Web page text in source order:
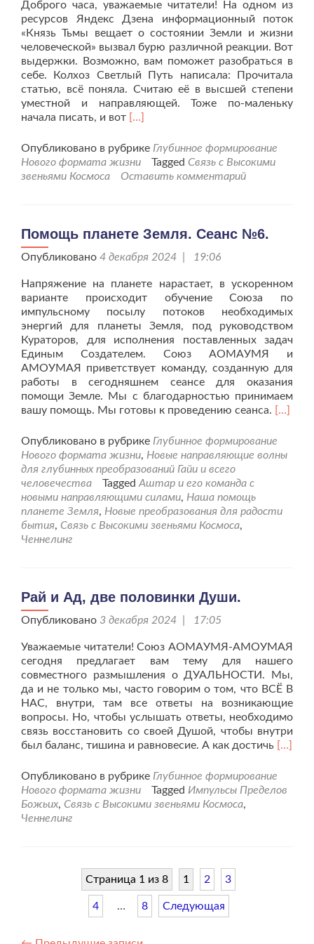
Доброго часа, уважаемые читатели! На одном из
ресурсов Яндекс Дзена информационный поток
«Князь Тьмы вещает о состоянии Земли и жизни
человеческой» вызвал бурю различной реакции. Вот
выдержки. Возможно, вам поможет разобраться в
себе. Колхоз Светлый Путь написала: Прочитала
статью, всё поняла. Считаю её в высшей степени
уместной и направляющей. Тоже по-маленьку
начала писать, и вот Читать
проА
вы
как
[…]
Опубликовано в рубрике Глубинное формирование
Нового формата жизни
Tagged Связь с Высокими
звеньями Космоса
Оставить комментарий
Помощь планете Земля. Сеанс №6.
Опубликовано 4 декабря 2024 | 19:06
Напряжение на планете нарастает, в ускоренном
варианте происходит обучение Союза по
импульсному посылу потоков необходимых
энергий для планеты Земля, под руководством
Кураторов, для исполнения поставленных задач
Единым Создателем. Союз АОМАУМЯ и
АМОУМАЯ приветствует команду, созданную для
работы в сегодняшнем сеансе для оказания
помощи Земле. Мы с благодарностью принимаем
вашу помощь. Мы готовы к проведению сеанса. Читать
[…]
Опубликовано в рубрике Глубинное формирование
Нового формата жизни, Новые направляющие волны
для глубинных преобразований Гайи и всего
человечества
TaggedАштар и его команда с
новыми направляющими силами, Наша помощь
планете Земля, Новые преобразования для радости
бытия, Связь с Высокими звеньями Космоса,
Ченнелинг
Рай и Ад, две половинки Души.
Опубликовано 3 декабря 2024 | 17:05
Уважаемые читатели! Союз АОМАУМЯ-АМОУМАЯ
сегодня предлагает вам тему для нашего
совместного размышления о ДУАЛЬНОСТИ. Мы,
да и не только мы, часто говорим о том, что ВСЁ В
НАС, внутри, там все ответы на возникающие
вопросы. Но, чтобы услышать ответы, необходимо
связь восстановить со своей Душой, чтобы внутри
был баланс, тишина и равновесие. А как достичь Читать
проРай
и
[…]
Опубликовано в рубрике Глубинное формирование
Нового формата жизни
Tagged Импульсы Пределов
Божьих, Связь с Высокими звеньями Космоса,
Ченнелинг
Страница 1 из 8 1 2 3
4 … 8 Следующая